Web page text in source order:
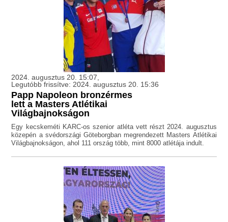
2024. augusztus 20. 15:07,
Legutóbb frissítve: 2024. augusztus 20. 15:36
Papp Napoleon bronzérmes
lett a Masters Atlétikai
Világbajnokságon
Egy kecskeméti KARC-os szenior atléta vett részt 2024. augusztus
közepén a svédországi Göteborgban megrendezett Masters Atlétikai
Világbajnokságon, ahol 111 ország több, mint 8000 atlétája indult.